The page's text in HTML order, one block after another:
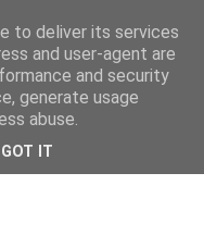
to deliver its services
and user-agent are
and security
generate usage
abuse.
GOT IT